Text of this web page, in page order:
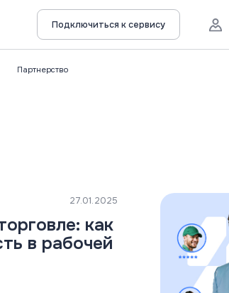
Подключиться к сервису
Партнерство
27.01.2025
как
в рабочей